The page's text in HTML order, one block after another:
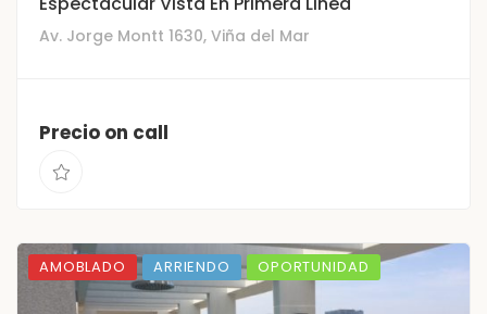
Av. Jorge Montt 1630, Viña del Mar
Precio on call
AMOBLADO ARRIENDO OPORTUNIDAD